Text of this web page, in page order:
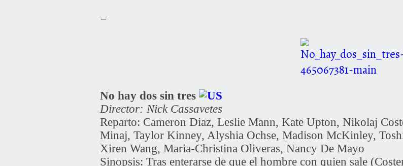
–
No hay dos sin tres
Director: Nick Cassavetes
Reparto: Cameron Diaz, Leslie Mann, Kate Upton, Nikolaj
Minaj, Taylor Kinney, Alyshia Ochse, Madison McKinley,
Xiren Wang, Maria-Christina Oliveras, Nancy De Mayo
Sinopsis: Tras enterarse de que el hombre con quien sale